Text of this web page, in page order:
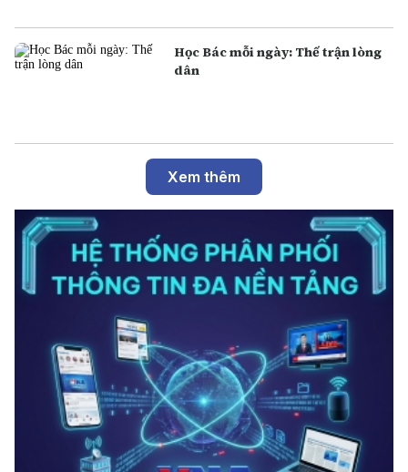
Học Bác mỗi ngày: Thế trận lòng
dân
Xem thêm